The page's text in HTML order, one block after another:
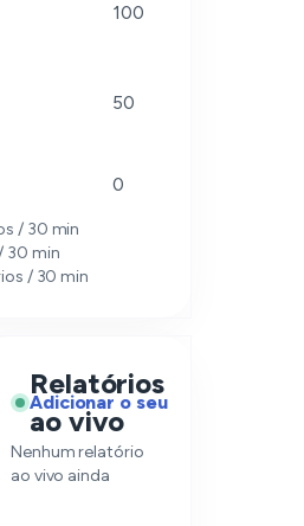
100
50
0
/ 30 min
30 min
/ 30 min
Relatórios
ao vivo
Adicionar o seu
Nenhum relatório
ao vivo ainda